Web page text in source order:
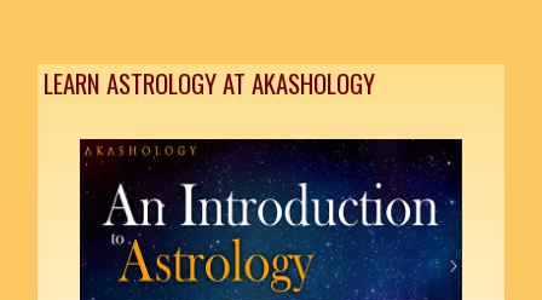
LEARN ASTROLOGY AT AKASHOLOGY